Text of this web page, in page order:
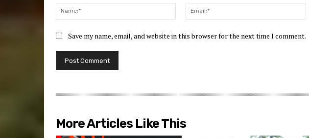
Name:*
Save my name, email, and website in this browser for the next time I comment.
More Articles Like This